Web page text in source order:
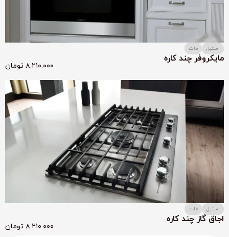
استیل مات
مایکروفر چند کاره
۸.۲۱۰.۰۰۰ تومان
استیل مات
اجاق گاز چند کاره
۸.۲۱۰.۰۰۰ تومان